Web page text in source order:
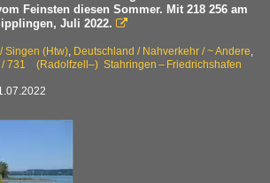
218
Feinsten diesen Sommer. Mit 218 256 am
Juli 2022. 
Singen (Htw), Deutschland / Nahverkehr / ~ Andere,
/ 731 (Radolfzell–) Stahringen – Friedrichshafen